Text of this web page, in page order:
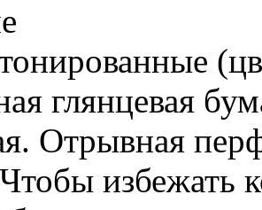
глянцевая
Отрывная
избежать